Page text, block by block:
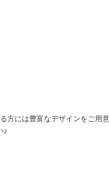
方には豊富なデザインをご用
♪